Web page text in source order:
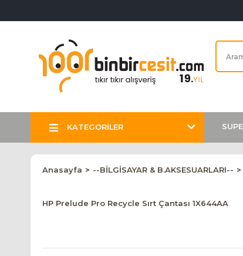
KATEGORİLER
Anasayfa --BİLGİSAYAR & B.AKSESUARLARI--
HP Prelude Pro Recycle Sırt Çantası 1X644AA